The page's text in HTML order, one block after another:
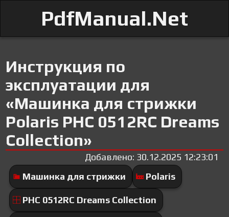
PdfManual.Net
Инструкция по
эксплуатации для
«Машинка для стрижки
Polaris PHC 0512RC Dreams
Collection»
Добавлено: 30.12.2025 12:23:01
Машинка для стрижки
Polaris
PHC 0512RC Dreams Collection